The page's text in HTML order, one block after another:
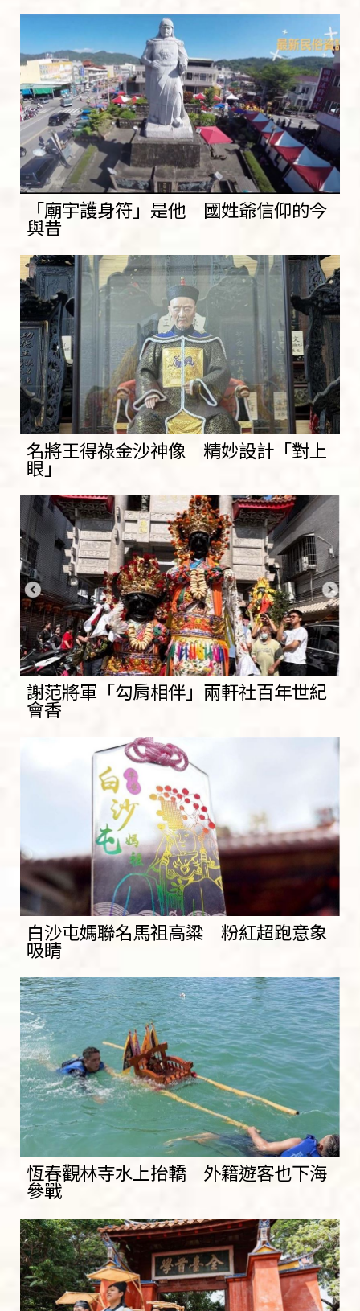
「廟宇護身符」是他 國姓爺信仰的今
與昔
名將王得祿金沙神像 精妙設計「對上
眼」
謝范將軍「勾肩相伴」兩軒社百年世紀
會香
白沙屯媽聯名馬祖高粱 粉紅超跑意象
吸睛
恆春觀林寺水上抬轎 外籍遊客也下海
參戰